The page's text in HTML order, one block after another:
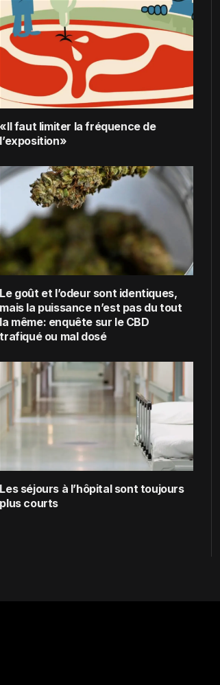
«Il faut limiter la fréquence de
l’exposition»
Le goût et l’odeur sont identiques,
mais la puissance n’est pas du tout
la même: enquête sur le CBD
trafiqué ou mal dosé
Les séjours à l’hôpital sont toujours
plus courts